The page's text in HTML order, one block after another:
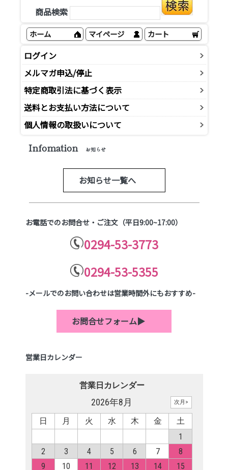
商品検索
ホーム マイページ カート
ログイン
メルマガ申込/停止
特定商取引法に基づく表示
送料とお支払い方法について
個人情報の取扱いについて
Infomation お知らせ
お知らせ一覧へ
お電話でのお問合せ・ご注文（平日9:00~17:00）
0294-53-3773
0294-53-5355
-メールでのお問い合わせは営業時間外にもおすすめ-
お問合せフォーム▶
営業日カレンダー